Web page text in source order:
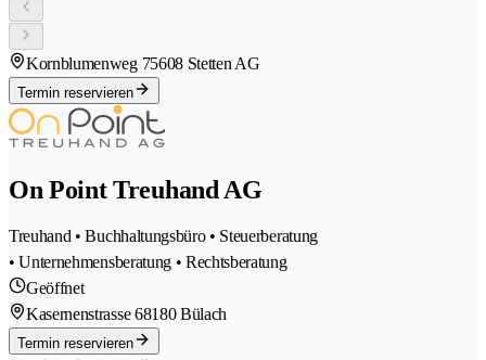
Kornblumenweg 75608 Stetten AG
Termin reservieren
On Point Treuhand AG
Treuhand • Buchhaltungsbüro • Steuerberatung
• Unternehmensberatung • Rechtsberatung
Geöffnet
Kasernenstrasse 68180 Bülach
Termin reservieren